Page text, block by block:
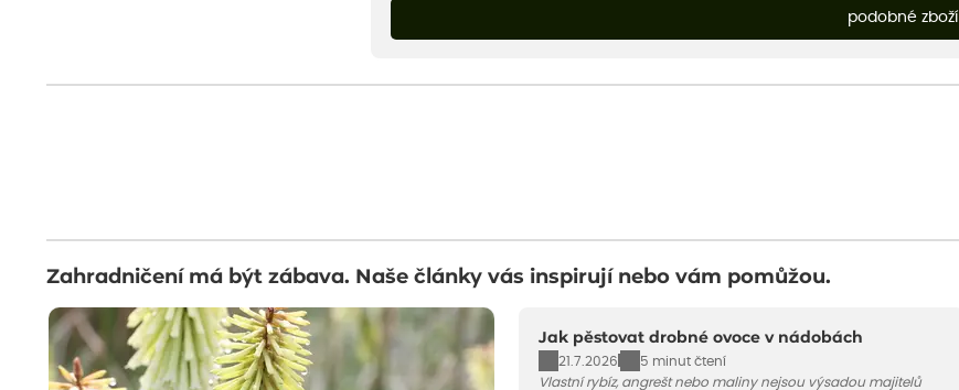
podobné zboží
Zahradničení má být zábava. Naše články vás inspirují nebo vám pomůžou.
Jak pěstovat drobné ovoce v nádobách
21.7.2026
5 minut čtení
Vlastní rybíz, angrešt nebo maliny nejsou výsadou majitelů